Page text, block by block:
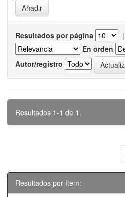
Resultados por página |
En orden
Autor/registro
Resultados 1-1 de 1.
Resultados por ítem: